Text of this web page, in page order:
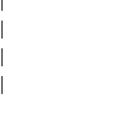
|
|
|